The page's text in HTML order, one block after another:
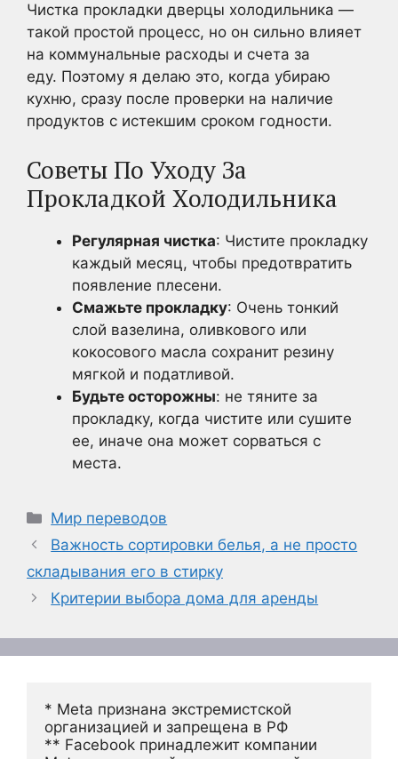
Чистка прокладки дверцы холодильника —
такой простой процесс, но он сильно влияет
на коммунальные расходы и счета за
еду. Поэтому я делаю это, когда убираю
кухню, сразу после проверки на наличие
продуктов с истекшим сроком годности.
Советы По Уходу За
Прокладкой Холодильника
Регулярная чистка: Чистите прокладку
каждый месяц, чтобы предотвратить
появление плесени.
Смажьте прокладку: Очень тонкий
слой вазелина, оливкового или
кокосового масла сохранит резину
мягкой и податливой.
Будьте осторожны: не тяните за
прокладку, когда чистите или сушите
ее, иначе она может сорваться с
места.
Рубрики
Мир переводов
Важность сортировки белья, а не просто
складывания его в стирку
Критерии выбора дома для аренды
* Meta признана экстремистской
организацией и запрещена в РФ
** Facebook принадлежит компании